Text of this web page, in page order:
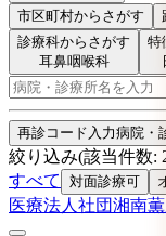
市区町村からさがす
診療科からさがす
耳鼻咽喉科
特
再診コード入力病院・
絞り込み(該当件数:
すべて
対面診療可
医療法人社団湘南